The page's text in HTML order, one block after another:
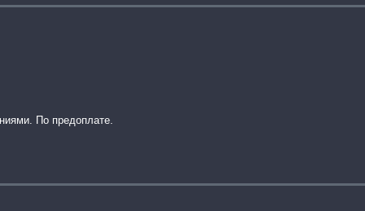
По предоплате.